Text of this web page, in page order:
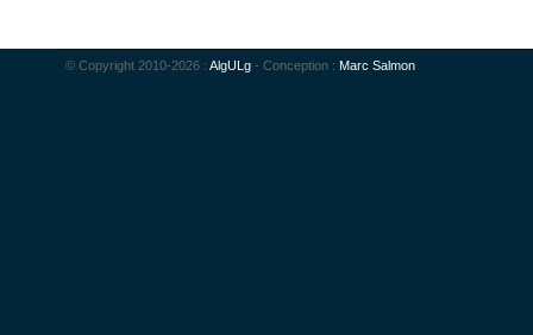
© Copyright 2010-2026 : AlgULg - Conception : Marc Salmon